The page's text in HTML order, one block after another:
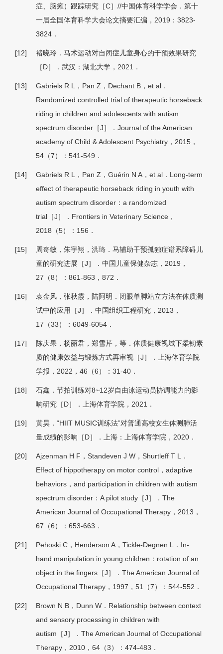
症、脑瘫）跟踪研究［C］//中国体育科学学会．第十
一届全国体育科学大会论文摘要汇编，2019：3823-
3824．
[12]
褚晓玲．马术运动对自闭症儿童身心的干预效果研究
［D］．武汉：湖北大学，2021．
[13]
Gabriels R L，Pan Z，Dechant B，et al．
Randomized controlled trial of therapeutic horseback
riding in children and adolescents with autism
spectrum disorder［J］．Journal of the American
academy of Child & Adolescent Psychiatry，2015，
54（7）：541-549．
[14]
Gabriels R L，Pan Z，Guérin N A，et al．Long-term
effect of therapeutic horseback riding in youth with
autism spectrum disorder：a randomized
trial［J］．Frontiers in Veterinary Science，
2018（5）：156．
[15]
周奇敏，朱宇翔，洪琦．马辅助干预孤独症谱系障碍儿
童的研究进展［J］．中国儿童保健杂志，2019，
27（8）：861-863，872．
[16]
袁金风，张秋霞，陆阿明．闭眼单脚站立方法在体质测
试中的应用［J］．中国组织工程研究，2013，
17（33）：6049-6054．
[17]
陈庆果，杨丽君，郑雪芹，等．体质健康视域下柔韧素
质的健康效益与锻炼方式再审视［J］．上海体育学院
学报，2022，46（6）：31-40．
[18]
石鑫．节拍训练对8~12岁自由泳运动员协调能力的影
响研究［D］．上海体育学院，2021．
[19]
黄昊．“HIIT MUSIC训练法”对普通高校女生体测肺活
量成绩的影响［D］．上海：上海体育学院，2020．
[20]
Ajzenman H F，Standeven J W，Shurtleff T L．
Effect of hippotherapy on motor control，adaptive
behaviors，and participation in children with autism
spectrum disorder：A pilot study［J］．The
American Journal of Occupational Therapy，2013，
67（6）：653-663．
[21]
Pehoski C，Henderson A，Tickle-Degnen L．In-
hand manipulation in young children：rotation of an
object in the fingers［J］．The American Journal of
Occupational Therapy，1997，51（7）：544-552．
[22]
Brown N B，Dunn W．Relationship between context
and sensory processing in children with
autism［J］．The American Journal of Occupational
Therapy，2010，64（3）：474-483．